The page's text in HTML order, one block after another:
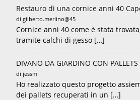
Restauro di una cornice anni 40
di gilberto.merlino@45
Cornice anni 40 come è stata
tramite calchi di gesso […]
DIVANO DA GIARDINO CON PALLETS
di jessm
Ho realizzato questo progetto
dei pallets recuperati in un […]